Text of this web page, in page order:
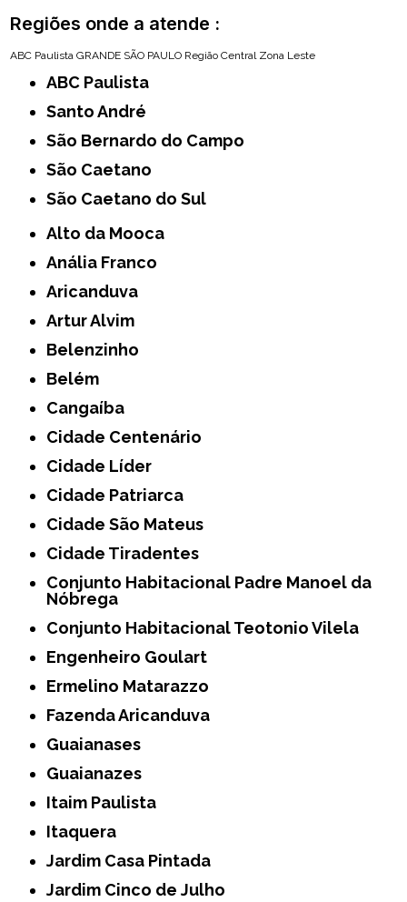
Regiões onde a atende :
ABC Paulista GRANDE SÃO PAULO Região Central Zona Leste
ABC Paulista
Santo André
São Bernardo do Campo
São Caetano
São Caetano do Sul
Alto da Mooca
Anália Franco
Aricanduva
Artur Alvim
Belenzinho
Belém
Cangaíba
Cidade Centenário
Cidade Líder
Cidade Patriarca
Cidade São Mateus
Cidade Tiradentes
Conjunto Habitacional Padre Manoel da
Nóbrega
Conjunto Habitacional Teotonio Vilela
Engenheiro Goulart
Ermelino Matarazzo
Fazenda Aricanduva
Guaianases
Guaianazes
Itaim Paulista
Itaquera
Jardim Casa Pintada
Jardim Cinco de Julho